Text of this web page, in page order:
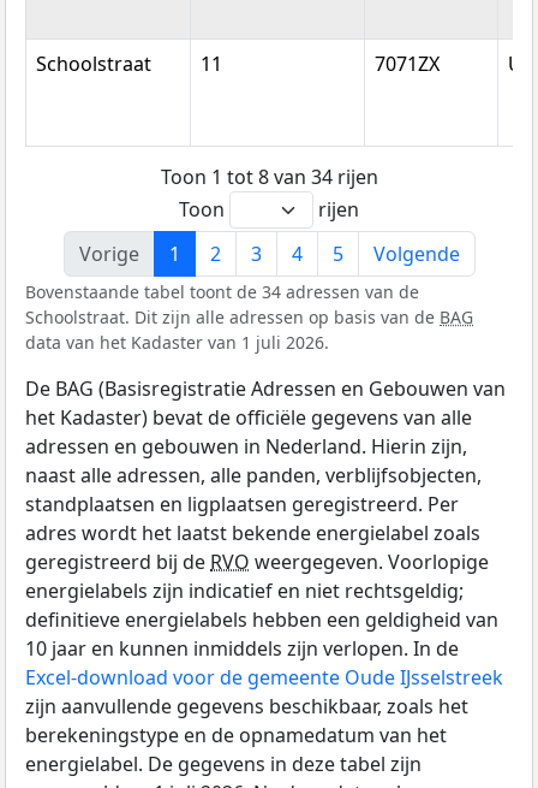
Schoolstraat 11 7071ZX
Toon 1 tot 8 van 34 rijen
Toon
rijen
Vorige
1 2 3 4 5 Volgende
Bovenstaande tabel toont de 34 adressen van de
Schoolstraat. Dit zijn alle adressen op basis van de BAG
data van het Kadaster van 1 juli 2026.
De BAG (Basisregistratie Adressen en Gebouwen van
het Kadaster) bevat de officiële gegevens van alle
adressen en gebouwen in Nederland. Hierin zijn,
naast alle adressen, alle panden, verblijfsobjecten,
standplaatsen en ligplaatsen geregistreerd. Per
adres wordt het laatst bekende energielabel zoals
geregistreerd bij de RVO weergegeven. Voorlopige
energielabels zijn indicatief en niet rechtsgeldig;
definitieve energielabels hebben een geldigheid van
10 jaar en kunnen inmiddels zijn verlopen. In de
Excel-download voor de gemeente Oude IJsselstreek
zijn aanvullende gegevens beschikbaar, zoals het
berekeningstype en de opnamedatum van het
energielabel. De gegevens in deze tabel zijn